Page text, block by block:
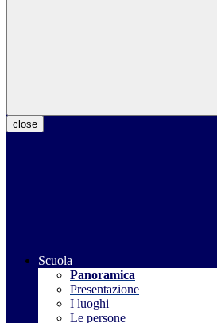
close
Scuola
Panoramica
Presentazione
I luoghi
Le persone